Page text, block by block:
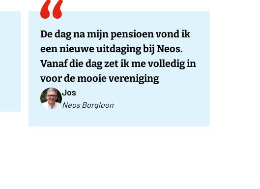
De dag na mijn pensioen vond ik
een nieuwe uitdaging bij Neos.
Vanaf die dag zet ik me volledig in
voor de mooie vereniging
Jos
Neos Borgloon